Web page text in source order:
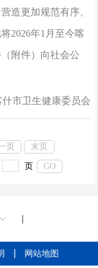
造更加规范有序、
2026年1月至今喀
附件）向社会公
市卫生健康委员会
页 末页
页 GO
｜
网站地图